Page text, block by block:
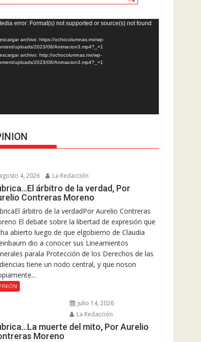
error: Format(s) not supported or source(s) not found
archivo: https://ochocolumnas.mx/wp-
uploads/2023/08/Animacion3.mp4?_=1
archivo: http://ochocolumnas.mx/wp-
uploads/2023/08/Animacion3.mp4?_=1
agosto 4, 2026 La Redacción
árbitro de la verdad, Por
Contreras Moreno
árbitro de la verdadPor Aurelio Contreras
El debate sobre la libertad de expresión que
abierto luego de que elgobierno de Claudia
dio a conocer sus Lineamientos
parala Protección de los Derechos de las
tiene un nodo central, y que noson
julio 14, 2026
La Redacción
muerte del mito, Por Aurelio
Moreno